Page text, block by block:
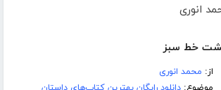
انوری
پشت خط سبز
از: محمد انوری